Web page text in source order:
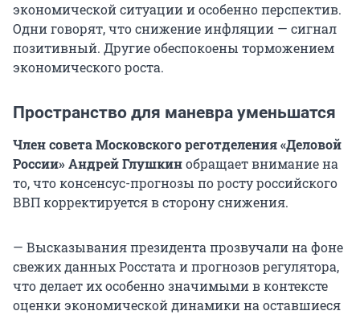
экономической ситуации и особенно перспектив.
Одни говорят, что снижение инфляции — сигнал
позитивный. Другие обеспокоены торможением
экономического роста.
Пространство для маневра уменьшатся
Член совета Московского реготделения «Деловой
России» Андрей Глушкинобращает внимание на
то, что консенсус-прогнозы по росту российского
ВВП корректируется в сторону снижения.
— Высказывания президента прозвучали на фоне
свежих данных Росстата и прогнозов регулятора,
что делает их особенно значимыми в контексте
оценки экономической динамики на оставшиеся